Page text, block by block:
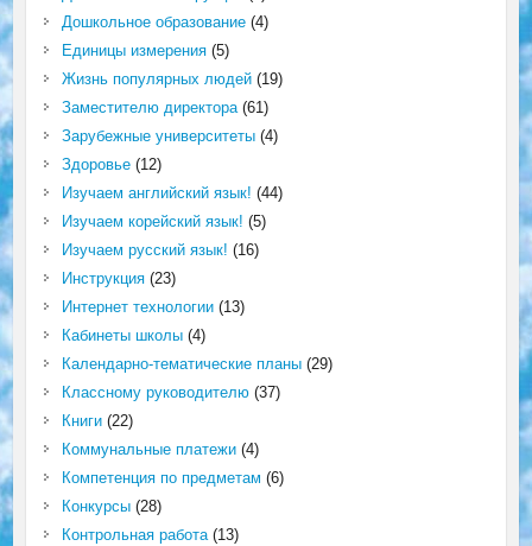
Дошкольное образование(4)
Единицы измерения(5)
Жизнь популярных людей(19)
Заместителю директора(61)
Зарубежные университеты(4)
Здоровье(12)
Изучаем английский язык! (44)
Изучаем корейский язык! (5)
Изучаем русский язык! (16)
Инструкция(23)
Интернет технологии(13)
Кабинеты школы(4)
Календарно-тематические планы(29)
Классному руководителю(37)
Книги(22)
Коммунальные платежи(4)
Компетенция по предметам (6)
Конкурсы(28)
Контрольная работа(13)